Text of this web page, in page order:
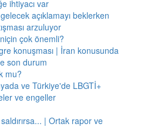
ihtiyacı var
açıklamayı beklerken
arzuluyor
çok önemli?
konuşması | İran konusunda
son durum
mu?
ve Türkiye'de LBGTİ+
ve engeller
| Ortak rapor ve